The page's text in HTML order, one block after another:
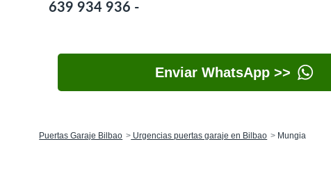
639 934 936 -
Enviar WhatsApp >>
Puertas Garaje Bilbao Urgencias puertas garaje en Bilbao Mungia